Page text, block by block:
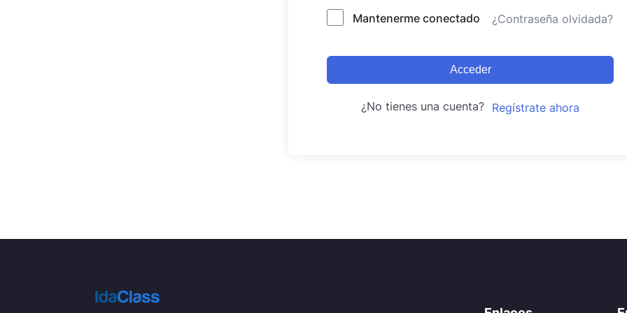
Mantenerme conectado ¿Contraseña olvidada?
Acceder
¿No tienes una cuenta? Regístrate ahora